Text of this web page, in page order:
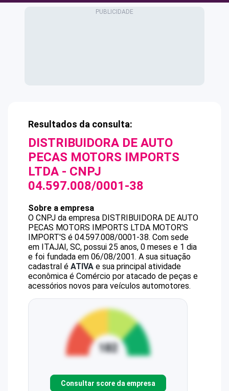
Resultados da consulta:
DISTRIBUIDORA DE AUTO
PECAS MOTORS IMPORTS
LTDA - CNPJ
04.597.008/0001-38
Sobre a empresa
O CNPJ da empresa DISTRIBUIDORA DE AUTO
PECAS MOTORS IMPORTS LTDA MOTOR'S
IMPORT'S é 04.597.008/0001-38. Com sede
em ITAJAI, SC, possui 25 anos, 0 meses e 1 dia
e foi fundada em 06/08/2001. A sua situação
cadastral é ATIVA e sua principal atividade
econômica é Comércio por atacado de peças e
acessórios novos para veículos automotores.
Consultar score da empresa